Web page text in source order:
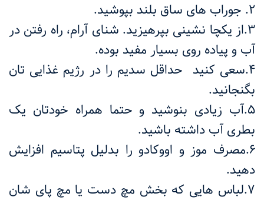
2. جوراب های ساق بلند بپوشید.
3.از یکچا نشینی بپرهیزید. شنای آرام، راه رفتن در
آب و پیاده روی بسیار مفید بوده.
4.سعی کنید حداقل سدیم را در رژیم غذایی تان
بگنجانید.
5.آب زیادی بنوشید و حتما همراه خودتان یک
بطری آب داشته باشید.
6.مصرف موز و اووکادو را بدلیل پتاسیم افزایش
دهید.
7.لباس هایی که بخش مچ دست یا مچ پای شان